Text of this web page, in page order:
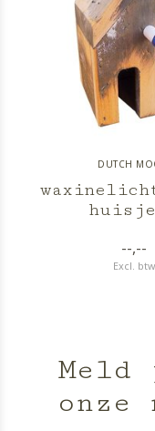
DUTCH
--,--
Excl. btw
Meld
onze